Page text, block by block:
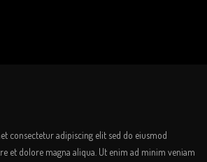
consectetur adipiscing elit sed do eiusmod
et dolore magna aliqua. Ut enim ad minim veniam